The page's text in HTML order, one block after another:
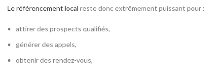
Le référencement local reste donc extrêmement puissant pour :
attirer des prospects qualifiés,
générer des appels,
obtenir des rendez-vous,